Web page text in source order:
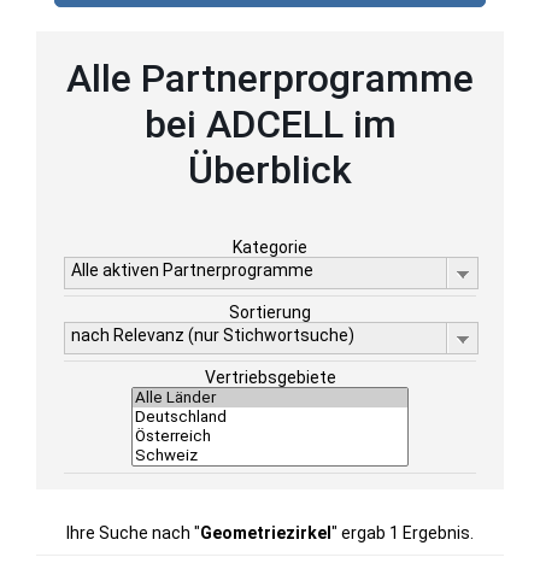
Alle Partnerprogramme
bei ADCELL im
Überblick
Kategorie
Alle aktiven Partnerprogramme
Sortierung
nach Relevanz (nur Stichwortsuche)
Vertriebsgebiete
Ihre Suche nach "Geometriezirkel " ergab 1 Ergebnis.